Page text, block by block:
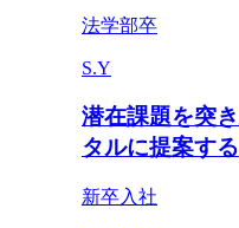
法学部卒
S.Y
潜在課題を突
タルに提案する
新卒入社